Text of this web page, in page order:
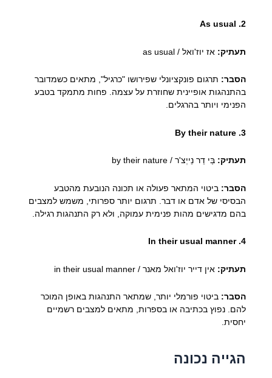
2. As usual
תעתיק: אז יוז'ואל / as usual
הסבר: תרגום פונקציונלי שפירושו "כרגיל", מתאים כשמדובר
בהתנהגות אופיינית שחוזרת על עצמה. פחות מתמקד בטבע
הפנימי ויותר בהרגלים.
3. By their nature
תעתיק: בַּי דֵר נֵייְצ'ר / by their nature
הסבר: ביטוי המתאר פעולה או תכונה הנובעת מהטבע
הבסיסי של אדם או דבר. תרגום יותר ספרותי, משמש למצבים
בהם מדגישים מהות פנימית עמוקה, ולא רק התנהגות רגילה.
4. In their usual manner
תעתיק: אין דייר יוז'ואל מאנר / in their usual manner
הסבר: ביטוי פורמלי יותר, שמתאר התנהגות באופן המוכר
להם. נפוץ בכתיבה או בספרות, מתאים למצבים רשמיים
יחסית.
הגייה נכונה